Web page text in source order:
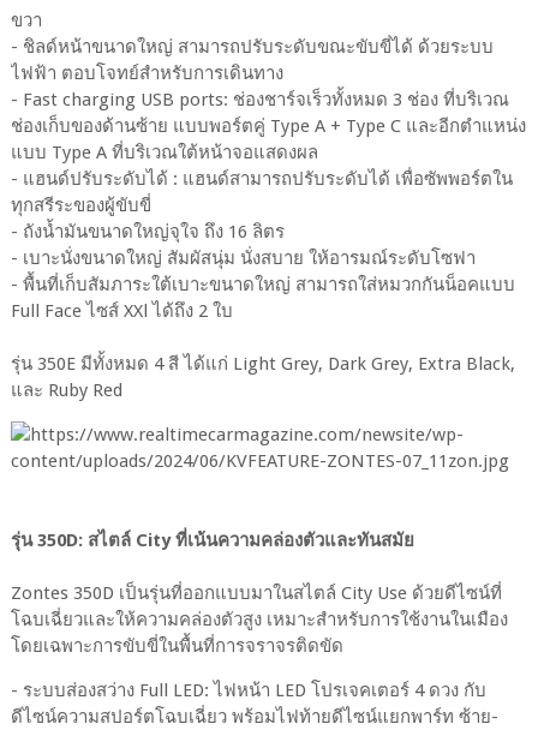
ขวา
- ชิลด์หน้าขนาดใหญ่ สามารถปรับระดับขณะขับขี่ได้ ด้วยระบบ
ไฟฟ้า ตอบโจทย์สำหรับการเดินทาง
- Fast charging USB ports: ช่องชาร์จเร็วทั้งหมด 3 ช่อง ที่บริเวณ
ช่องเก็บของด้านซ้าย แบบพอร์ตคู่ Type A + Type C และอีกตำแหน่ง
แบบ Type A ที่บริเวณใต้หน้าจอแสดงผล
- แฮนด์ปรับระดับได้ : แฮนด์สามารถปรับระดับได้ เพื่อซัพพอร์ตใน
ทุกสรีระของผู้ขับขี่
- ถังน้ำมันขนาดใหญ่จุใจ ถึง 16 ลิตร
- เบาะนั่งขนาดใหญ่ สัมผัสนุ่ม นั่งสบาย ให้อารมณ์ระดับโซฟา
- พื้นที่เก็บสัมภาระใต้เบาะขนาดใหญ่ สามารถใส่หมวกกันน็อคแบบ
Full Face ไซส์ XXl ได้ถึง 2 ใบ
รุ่น 350E มีทั้งหมด 4 สี ได้แก่ Light Grey, Dark Grey, Extra Black,
และ Ruby Red
รุ่น 350D: สไตล์ City ที่เน้นความคล่องตัวและทันสมัย
Zontes 350D เป็นรุ่นที่ออกแบบมาในสไตล์ City Use ด้วยดีไซน์ที่
โฉบเฉี่ยวและให้ความคล่องตัวสูง เหมาะสำหรับการใช้งานในเมือง
โดยเฉพาะการขับขี่ในพื้นที่การจราจรติดขัด
- ระบบส่องสว่าง Full LED: ไฟหน้า LED โปรเจคเตอร์ 4 ดวง กับ
ดีไซน์ความสปอร์ตโฉบเฉี่ยว พร้อมไฟท้ายดีไซน์แยกพาร์ท ซ้าย-